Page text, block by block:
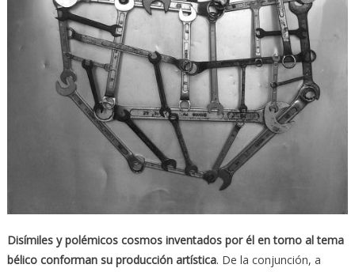
Disímiles y polémicos cosmos inventados por él en torno al tema
bélico conforman su producción artística. De la conjunción, a